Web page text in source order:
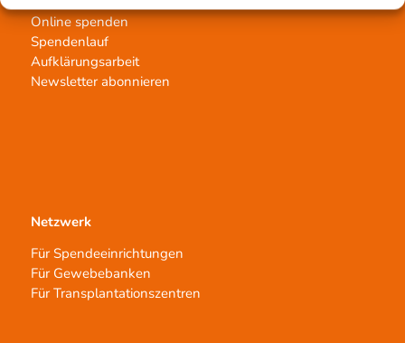
Online spenden
Spendenlauf
Aufklärungsarbeit
Newsletter abonnieren
Netzwerk
Für Spendeeinrichtungen
Für Gewebebanken
Für Transplantationszentren